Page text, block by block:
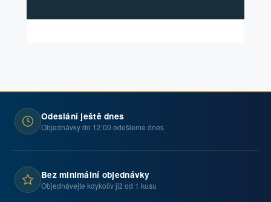
Odeslání ještě dnes
Objednávky do 12:00 odešleme dnes
Bez minimální objednávky
Objednávejte kdykoliv již od 1 kusu